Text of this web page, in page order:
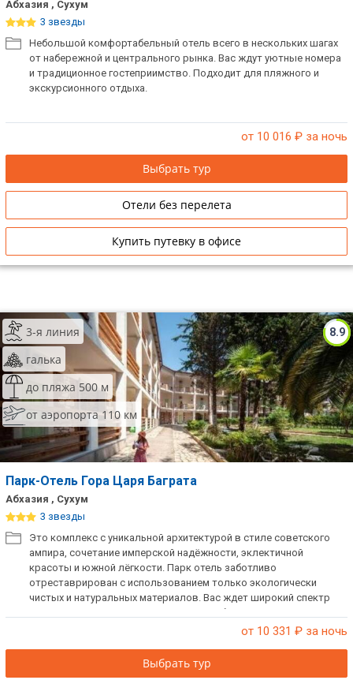
Абхазия , Сухум
3 звезды
Небольшой комфортабельный отель всего в нескольких шагах
от набережной и центрального рынка. Вас ждут уютные номера
и традиционное гостеприимство. Подходит для пляжного и
экскурсионного отдыха.
от 10 016 ₽ за ночь
Выбрать тур
Отели без перелета
Купить путевку в офисе
8.9
3-я линия
галька
до пляжа 500 м
от аэропорта 110 км
Парк-Отель Гора Царя Баграта
Абхазия , Сухум
3 звезды
Это комплекс с уникальной архитектурой в стиле советского
ампира, сочетание имперской надёжности, эклектичной
красоты и южной лёгкости. Парк отель заботливо
отреставрирован с использованием только экологически
чистых и натуральных материалов. Вас ждет широкий спектр
услуг, европейский уровень качества обслуживания и вежливый
от 10 331 ₽ за ночь
Выбрать тур